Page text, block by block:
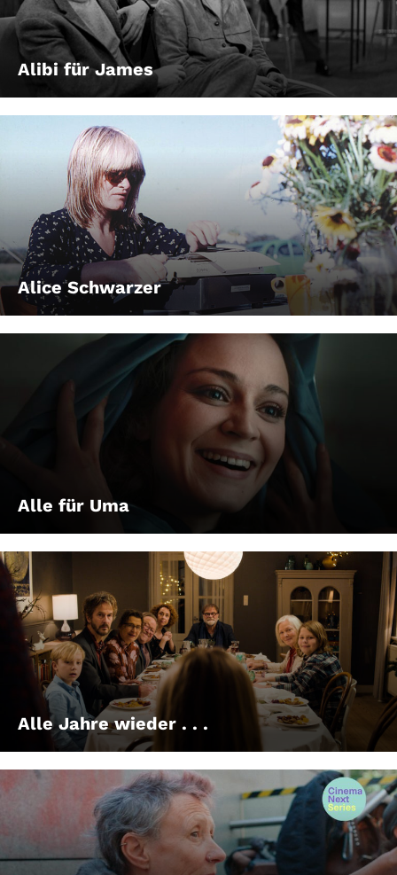
Alibi für James
Alice Schwarzer
Alle für Uma
Alle Jahre wieder . . .